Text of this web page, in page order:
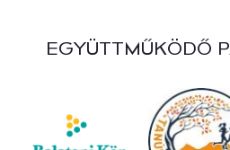
EGYÜTTMŰKÖDŐ